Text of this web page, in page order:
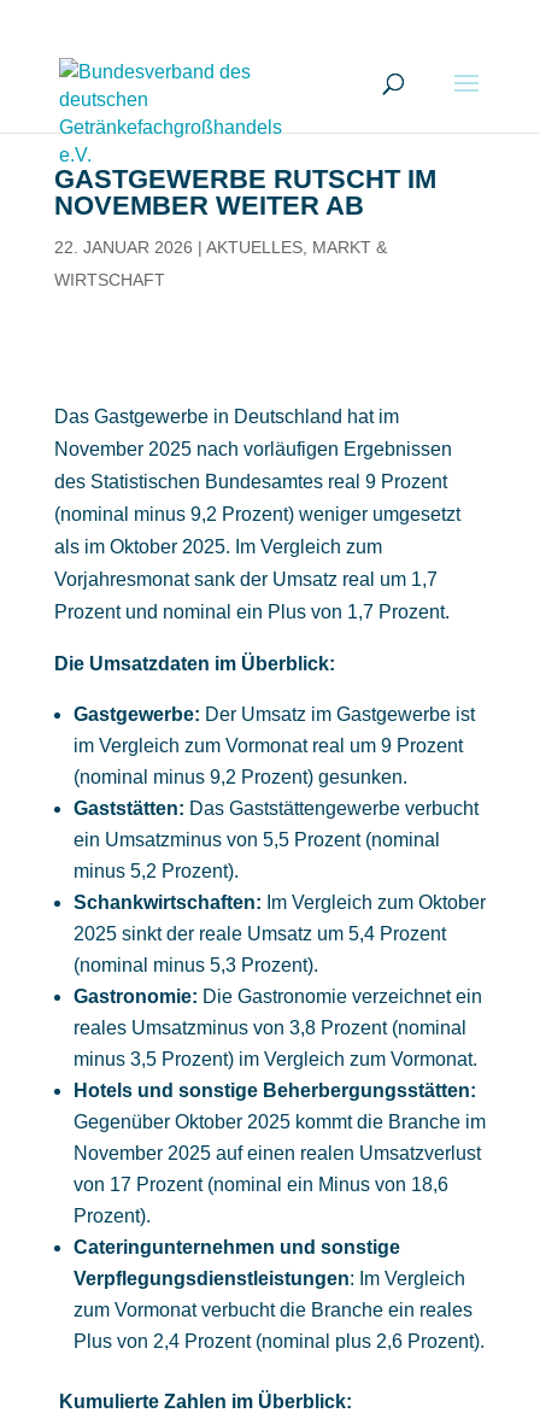
GASTGEWERBE RUTSCHT IM
NOVEMBER WEITER AB
22. JANUAR 2026 | AKTUELLES, MARKT &
WIRTSCHAFT
Das Gastgewerbe in Deutschland hat im
November 2025 nach vorläufigen Ergebnissen
des Statistischen Bundesamtes real 9 Prozent
(nominal minus 9,2 Prozent) weniger umgesetzt
als im Oktober 2025. Im Vergleich zum
Vorjahresmonat sank der Umsatz real um 1,7
Prozent und nominal ein Plus von 1,7 Prozent.
Die Umsatzdaten im Überblick:
Gastgewerbe: Der Umsatz im Gastgewerbe ist
im Vergleich zum Vormonat real um 9 Prozent
(nominal minus 9,2 Prozent) gesunken.
Gaststätten: Das Gaststättengewerbe verbucht
ein Umsatzminus von 5,5 Prozent (nominal
minus 5,2 Prozent).
Schankwirtschaften: Im Vergleich zum Oktober
2025 sinkt der reale Umsatz um 5,4 Prozent
(nominal minus 5,3 Prozent).
Gastronomie: Die Gastronomie verzeichnet ein
reales Umsatzminus von 3,8 Prozent (nominal
minus 3,5 Prozent) im Vergleich zum Vormonat.
Hotels und sonstige Beherbergungsstätten:
Gegenüber Oktober 2025 kommt die Branche im
November 2025 auf einen realen Umsatzverlust
von 17 Prozent (nominal ein Minus von 18,6
Prozent).
Cateringunternehmen und sonstige
Verpflegungsdienstleistungen: Im Vergleich
zum Vormonat verbucht die Branche ein reales
Plus von 2,4 Prozent (nominal plus 2,6 Prozent).
Kumulierte Zahlen im Überblick: